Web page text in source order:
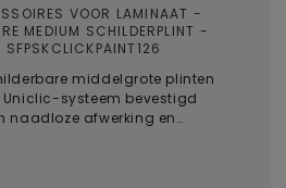
VOOR LAMINAAT
MEDIUM SCHILDERPLINT
SFPSKCLICKPAINT126
middelgrote plinten
Uniclic-systeem bevestigd
naadloze afwerking en